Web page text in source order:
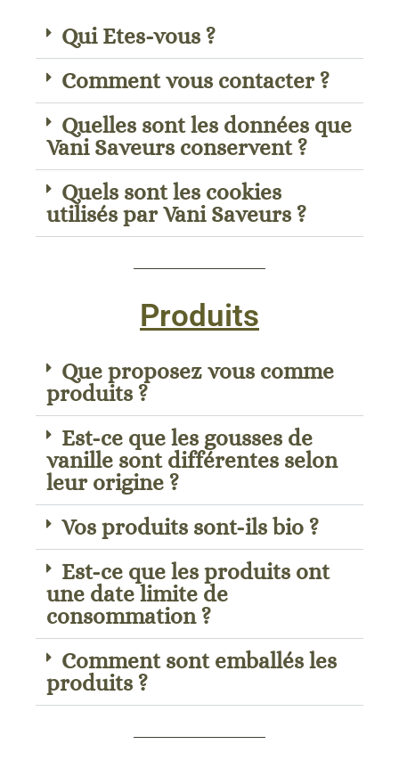
Qui Etes-vous ?
Comment vous contacter ?
Quelles sont les données que
Vani Saveurs conservent ?
Quels sont les cookies
utilisés par Vani Saveurs ?
Produits
Que proposez vous comme
produits ?
Est-ce que les gousses de
vanille sont différentes selon
leur origine ?
Vos produits sont-ils bio ?
Est-ce que les produits ont
une date limite de
consommation ?
Comment sont emballés les
produits ?